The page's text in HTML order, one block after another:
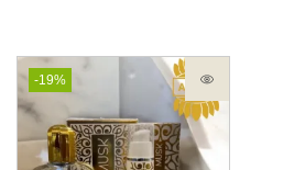
-19%